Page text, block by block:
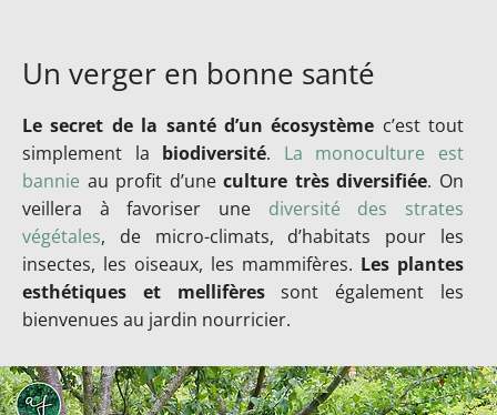
Un verger en bonne santé
Le secret de la santé d’un écosystème c’est tout
simplement la biodiversité. La monoculture est
bannie au profit d’uneculture très diversifiée. On
veillera à favoriser une diversité des strates
végétales, de micro-climats, d’habitats pour les
insectes, les oiseaux, les mammifères. Les plantes
esthétiques et mellifèressont également les
bienvenues au jardin nourricier.